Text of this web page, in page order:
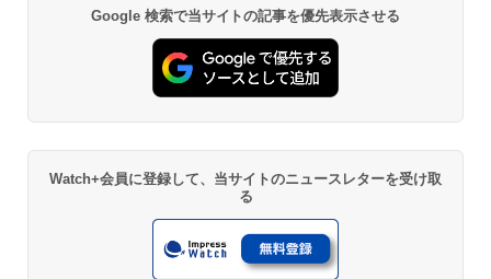
Google 検索で当サイトの記事を優先表示させる
Watch+会員に登録して、当サイトのニュースレターを受け取
る